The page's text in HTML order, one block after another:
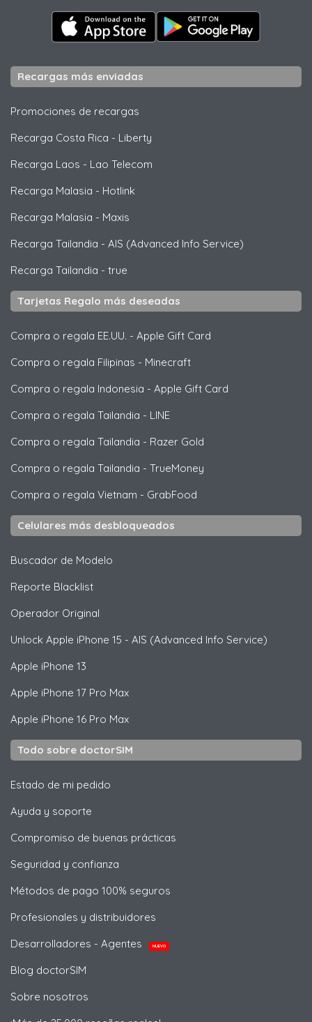
Recargas más enviadas
Promociones de recargas
Recarga Costa Rica - Liberty
Recarga Laos - Lao Telecom
Recarga Malasia - Hotlink
Recarga Malasia - Maxis
Recarga Tailandia - AIS (Advanced Info Service)
Recarga Tailandia - true
Tarjetas Regalo más deseadas
Compra o regala EE.UU. - Apple Gift Card
Compra o regala Filipinas - Minecraft
Compra o regala Indonesia - Apple Gift Card
Compra o regala Tailandia - LINE
Compra o regala Tailandia - Razer Gold
Compra o regala Tailandia - TrueMoney
Compra o regala Vietnam - GrabFood
Celulares más desbloqueados
Buscador de Modelo
Reporte Blacklist
Operador Original
Unlock Apple iPhone 15 - AIS (Advanced Info Service)
Apple iPhone 13
Apple iPhone 17 Pro Max
Apple iPhone 16 Pro Max
Todo sobre doctorSIM
Estado de mi pedido
Ayuda y soporte
Compromiso de buenas prácticas
Seguridad y confianza
Métodos de pago 100% seguros
Profesionales y distribuidores
Desarrolladores - Agentes
NUEVO
Blog doctorSIM
Sobre nosotros